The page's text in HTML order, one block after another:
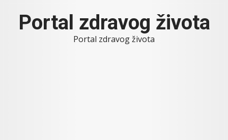
contentPortal zdravog života
Portal zdravog života